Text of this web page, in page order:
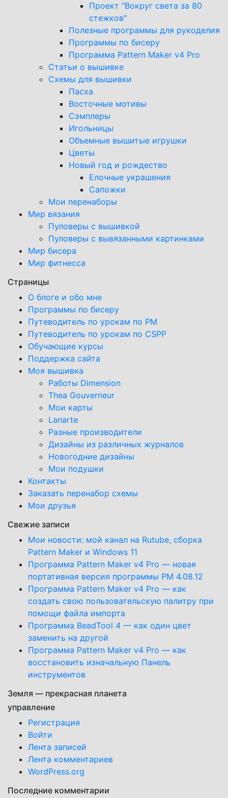
Проект "Вокруг света за 80
стежков"
Полезные программы для рукоделия
Программы по бисеру
Программа Pattern Maker v4 Pro
Статьи о вышивке
Схемы для вышивки
Пасха
Восточные мотивы
Сэмплеры
Игольницы
Объемные вышитые игрушки
Цветы
Новый год и рождество
Елочные украшения
Сапожки
Мои перенаборы
Мир вязания
Пуловеры с вышивкой
Пуловеры с вывязанными картинками
Мир бисера
Мир фитнесса
Страницы
О блоге и обо мне
Программы по бисеру
Путеводитель по урокам по PM
Путеводитель по урокам по CSPP
Обучающиe курсы
Поддержка сайта
Моя вышивка
Работы Dimension
Thea Gouverneur
Мои карты
Lanarte
Разные производители
Дизайны из различных журналов
Новогодние дизайны
Мои подушки
Контакты
Заказать перенабор схемы
Мои друзья
Свежие записи
Мои новости: мой канал на Rutube, сборка
Pattern Maker и Windows 11
Программа Pattern Maker v4 Pro — новая
портативная версия программы PM 4.08.12
Программа Pattern Maker v4 Pro — как
создать свою пользовательскую палитру при
помощи файла импорта
Программа BeadTool 4 — как один цвет
заменить на другой
Программа Pattern Maker v4 Pro — как
восстановить изначальную Панель
инструментов
Земля — прекрасная планета
управление
Регистрация
Войти
Лента записей
Лента комментариев
WordPress.org
Последние комментарии